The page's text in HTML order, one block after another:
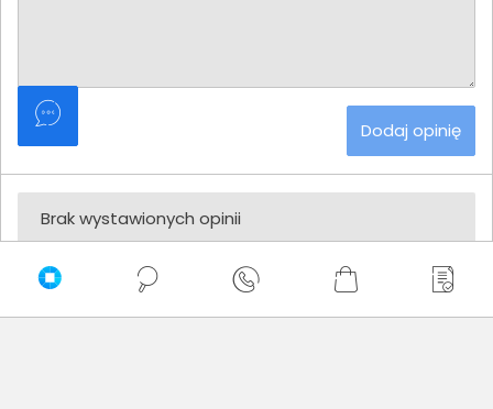
Dodaj opinię
Brak wystawionych opinii